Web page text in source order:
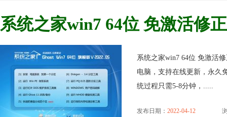
系统之家win7 64位 免激活修
系统之家win7 64位 免激活
电脑，支持在线更新，永久
统过程只需5-8分钟，.....
发布日期： 2022-04-12